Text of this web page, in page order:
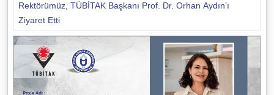
Rektörümüz, TÜBİTAK Başkanı Prof. Dr. Orhan Aydın’ı
Ziyaret Etti